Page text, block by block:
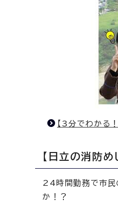
【3分でわかる
【日立の消防
24時間勤務で市民
か！？